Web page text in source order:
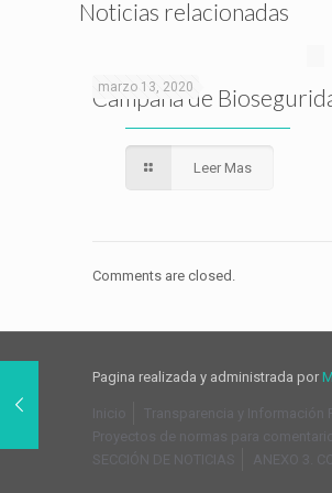
Noticias relacionadas
marzo 13, 2020
Campaña de
Leer Mas
Comments are closed.
Pagina realizada y administrada por
Inicio Transparencia y Información
Proyectos de normas para
SECCIÓN DE NOTICIAS
ANEXO 3.